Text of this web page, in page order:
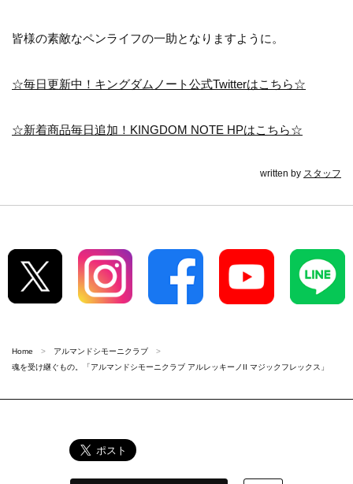
皆様の素敵なペンライフの一助となりますように。
☆毎日更新中！キングダムノート公式Twitterはこちら☆
☆新着商品毎日追加！KINGDOM NOTE HPはこちら☆
written by スタッフ
Home
アルマンドシモーニクラブ
魂を受け継ぐもの。「アルマンドシモーニクラブ アルレッキーノII マジックフレックス」